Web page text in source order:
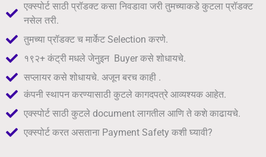
एक्स्पोर्ट साठी प्रॉडक्ट कसा निवडावा जरी तुमच्याकडे कुटला प्रॉडक्ट
नसेल तरी.
तुमच्या प्रॉडक्ट च मार्केट Selection करणे.
१९२+ कंट्री मधले जेनुइन Buyer कसे शोधायचे.
सप्लायर कसे शोधायचे. अजून बरच काही .
कंपनी स्थापन करण्यासाठी कुटले कागदपत्रे आव्यश्यक आहेत.
एक्स्पोर्ट साठी कुटले document लागतील आणि ते कशे काढायचे.
एक्स्पोर्ट करत असताना Payment Safety कशी घ्यावी?